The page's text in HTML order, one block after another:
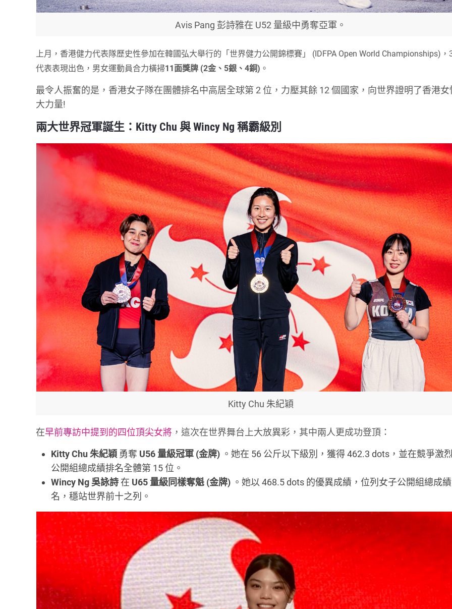
Avis Pang 彭詩雅在 U52 量級中勇奪亞軍。
上月，香港健力代表隊歷史性參加在韓國弘大舉行的「世界健力公開錦標賽」 (IDFPA Open World Championships)，
代表表現出色，男女運動員合力橫掃11面獎牌 (2金、5銀、4銅) 。
最令人振奮的是，香港女子隊在團體排名中高居全球第 2 位，力壓其餘 12 個國家，向世界證明了香港女
大力量!
兩大世界冠軍誕生：Kitty Chu 與 Wincy Ng 稱霸級別
Kitty Chu 朱紀穎
在早前專訪中提到的四位頂尖女將 ，這次在世界舞台上大放異彩，其中兩人更成功登頂：
Kitty Chu 朱紀穎 勇奪 U56 量級冠軍 (金牌) 。她在 56 公斤以下級別，獲得 462.3 dots，並在競爭激
公開組總成績排名全體第 15 位。
Wincy Ng 吳詠詩在 U65 量級同樣奪魁 (金牌) 。她以 468.5 dots 的優異成績，位列女子公開組總成
名，穩站世界前十之列。